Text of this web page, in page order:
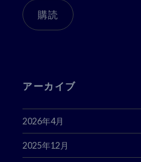
ア
ド
購読
アーカイブ
2026年4月
2025年12月